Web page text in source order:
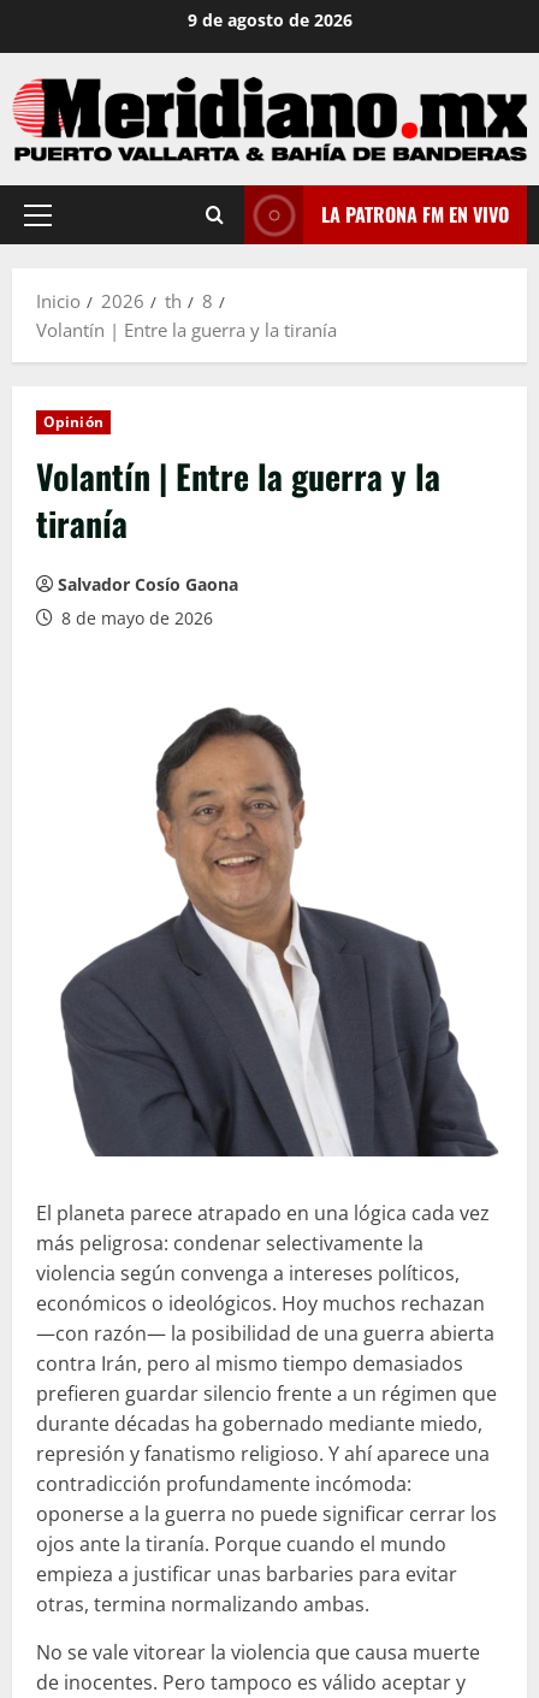
contenido
9 de agosto de 2026
Menú
LA PATRONA FM EN VIVO
Inicio 2026 th
8
Volantín | Entre la guerra y la tiranía
Opinión
Volantín | Entre la guerra y la
tiranía
Salvador Cosío Gaona
8 de mayo de 2026
El planeta parece atrapado en una lógica cada vez
más peligrosa: condenar selectivamente la
violencia según convenga a intereses políticos,
económicos o ideológicos. Hoy muchos rechazan
—con razón— la posibilidad de una guerra abierta
contra Irán, pero al mismo tiempo demasiados
prefieren guardar silencio frente a un régimen que
durante décadas ha gobernado mediante miedo,
represión y fanatismo religioso. Y ahí aparece una
contradicción profundamente incómoda:
oponerse a la guerra no puede significar cerrar los
ojos ante la tiranía. Porque cuando el mundo
empieza a justificar unas barbaries para evitar
otras, termina normalizando ambas.
No se vale vitorear la violencia que causa muerte
de inocentes. Pero tampoco es válido aceptar y